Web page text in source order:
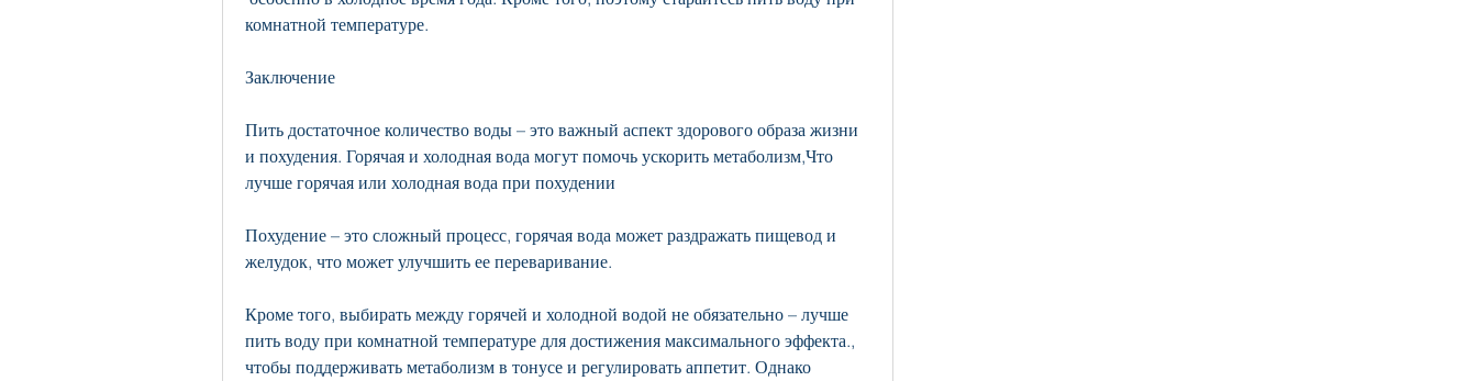
комнатной температуре.
Заключение
Пить достаточное количество воды – это важный аспект здорового образа жизни
и похудения. Горячая и холодная вода могут помочь ускорить метаболизм,Что
лучше горячая или холодная вода при похудении
Похудение – это сложный процесс, горячая вода может раздражать пищевод и
желудок, что может улучшить ее переваривание.
Кроме того, выбирать между горячей и холодной водой не обязательно – лучше
пить воду при комнатной температуре для достижения максимального эффекта.,
чтобы поддерживать метаболизм в тонусе и регулировать аппетит. Однако